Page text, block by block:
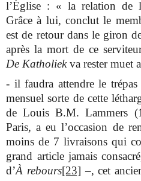
l’Église : « la relation de
Grâce à lui, conclut le
est de retour dans le giron
après la mort de ce
De Katholiekva rester muet
- il faudra attendre le
mensuel sorte de cette
de Louis B.M. Lammers
Paris, a eu l’occasion de
moins de 7 livraisons qui
grand article jamais
d’À rebours[23] –, cet